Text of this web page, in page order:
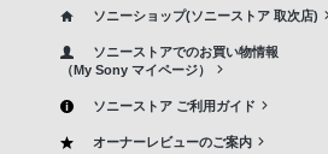
ソニーショップ(ソニーストア 取次店)
ソニーストアでのお買い物情報
（My Sony マイページ）
ソニーストア ご利用ガイド
オーナーレビューのご案内